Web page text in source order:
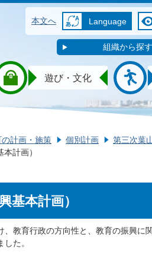
本文へ Language
組織から探す
遊び・文化
の計画・施策 個別計画
第三次葉
計画）
基本計画）
、教育行政の方向性と、教育の振興に
た。